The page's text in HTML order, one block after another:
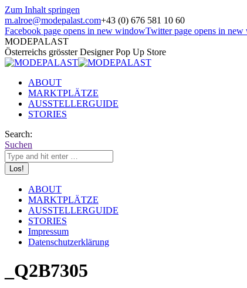
Zum Inhalt springen
m.alroe@modepalast.com+43 (0) 676 581 10 60
Facebook page opens in new windowTwitter page opens in
MODEPALAST
Österreichs grösster Designer Pop Up Store
ABOUT
MARKTPLÄTZE
AUSSTELLERGUIDE
STORIES
Search:
Suchen
ABOUT
MARKTPLÄTZE
AUSSTELLERGUIDE
STORIES
Impressum
Datenschutzerklärung
_Q2B7305